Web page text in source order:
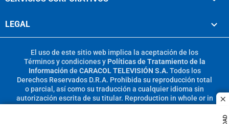
LEGAL
El uso de este sitio web implica la aceptación de los
Términos y condicionesy Políticas de Tratamiento de la
Información de CARACOL TELEVISIÓN S.A. Todos los
Derechos Reservados D.R.A. Prohibida su reproducción total
o parcial, así como su traducción a cualquier idioma sin
autorización escrita de su titular. Reproduction in whole or in